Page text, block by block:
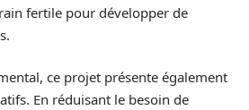
fertile pour développer de
ce projet présente également
En réduisant le besoin de